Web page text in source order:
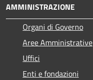
AMMINISTRAZIONE
Organi di Governo
Aree Amministrative
Uffici
Enti e fondazioni